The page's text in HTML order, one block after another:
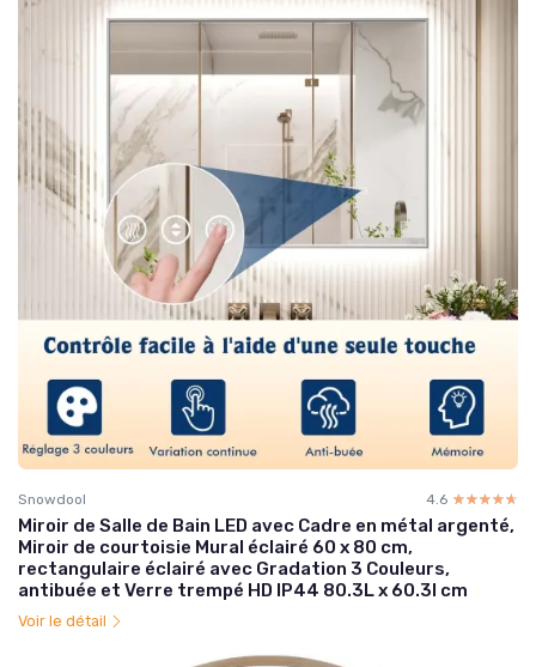
Snowdool 4.6 ☆☆☆☆☆
★★★★★
Miroir de Salle de Bain LED avec Cadre en métal argenté,
Miroir de courtoisie Mural éclairé 60 x 80 cm,
rectangulaire éclairé avec Gradation 3 Couleurs,
antibuée et Verre trempé HD IP44 80.3L x 60.3l cm
Voir le détail